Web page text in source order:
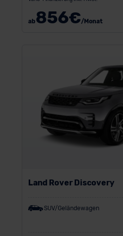
ab856€/Monat
Land Rover Discovery
SUV/Geländewagen